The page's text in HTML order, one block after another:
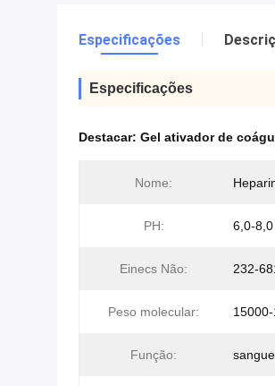
Especificações
Especificações
Destacar: Gel ativador de
Nome:
PH: 6,0-8,0
Einecs Não: 232-
Peso molecular:
Função: